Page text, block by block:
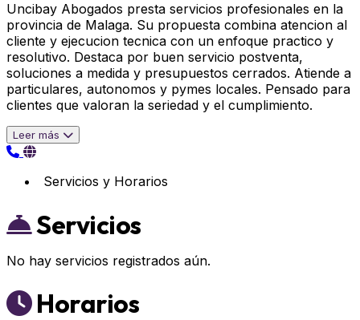
Uncibay Abogados presta servicios profesionales en la
provincia de Malaga. Su propuesta combina atencion al
cliente y ejecucion tecnica con un enfoque practico y
resolutivo. Destaca por buen servicio postventa,
soluciones a medida y presupuestos cerrados. Atiende a
particulares, autonomos y pymes locales. Pensado para
clientes que valoran la seriedad y el cumplimiento.
Leer más
Servicios y Horarios
Servicios
No hay servicios registrados aún.
Horarios